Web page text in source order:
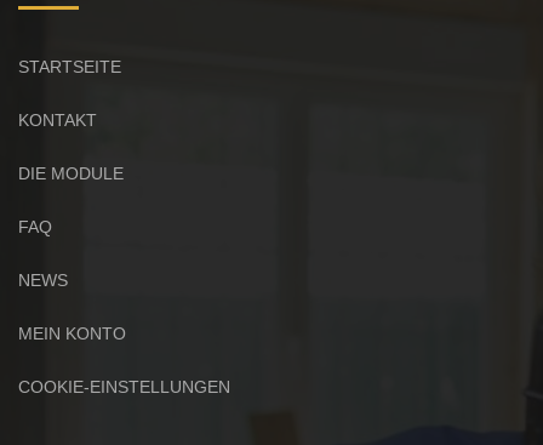
STARTSEITE
KONTAKT
DIE MODULE
FAQ
NEWS
MEIN KONTO
COOKIE-EINSTELLUNGEN